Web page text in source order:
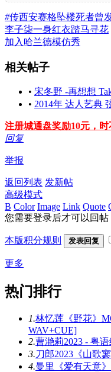
#传西安赛格坠楼死者曾
李子柒一身红衣踏马寻花
加入哈兰德模仿秀
相关帖子
• 宋冬野 -再想想
• 2014年 达人艺典
注册城通盘奖励10元，时
回复
举报
返回列表 发新帖
高级模式
B Color Image Link Quote
您需要登录后才可以回帖
本版积分规则 发表回复
更多
热门排行
1.林忆莲《野花》
WAV+CUE]
2.曹滟莉2023 - 粤
3.刀郎2023《山歌
4.曼里《爱有天意